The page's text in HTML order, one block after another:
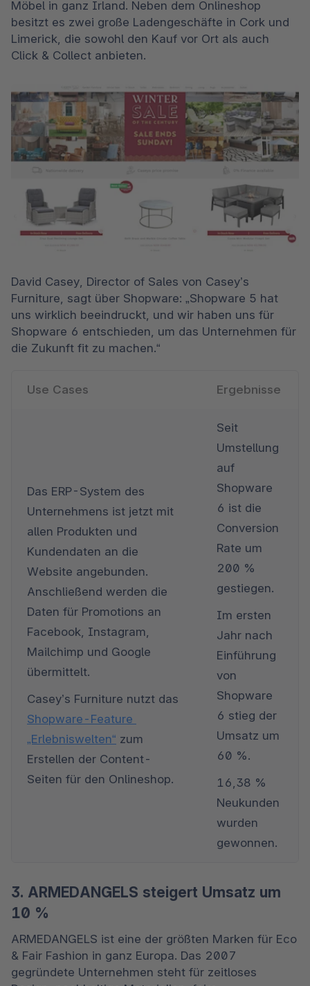
Möbel in ganz Irland. Neben dem Onlineshop
besitzt es zwei große Ladengeschäfte in Cork und
Limerick, die sowohl den Kauf vor Ort als auch
Click & Collect anbieten.
David Casey, Director of Sales von Casey’s
Furniture, sagt über Shopware: „Shopware 5 hat
uns wirklich beeindruckt, und wir haben uns für
Shopware 6 entschieden, um das Unternehmen für
die Zukunft fit zu machen.“
Use Cases Ergebnisse
Das ERP-System des
Unternehmens ist jetzt mit
allen Produkten und
Kundendaten an die
Website angebunden.
Anschließend werden die
Daten für Promotions an
Facebook, Instagram,
Mailchimp und Google
übermittelt.
Shopware-Feature
„Erlebniswelten“ zum
Erstellen der Content-
Seiten für den Onlineshop.
Seit
Umstellung
auf
Shopware
6 ist die
Conversion
Rate um
200 %
gestiegen.
Im ersten
Jahr nach
Einführung
von
Shopware
6 stieg der
Umsatz um
60 %.
16,38 %
Neukunden
wurden
gewonnen.
3. ARMEDANGELS steigert Umsatz um
10 %
ARMEDANGELS ist eine der größten Marken für Eco
& Fair Fashion in ganz Europa. Das 2007
gegründete Unternehmen steht für zeitloses